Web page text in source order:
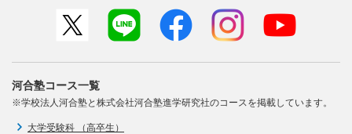
河合塾コース一覧
※学校法人河合塾と株式会社河合塾進学研究社のコースを掲載しています。
大学受験科 （高卒生）